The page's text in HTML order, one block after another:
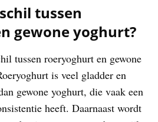
tussen
gewone yoghurt?
tussen roeryoghurt en gewone
is veel gladder en
gewone yoghurt, die vaak een
heeft. Daarnaast wordt